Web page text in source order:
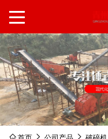
首页 公司产品 破碎机